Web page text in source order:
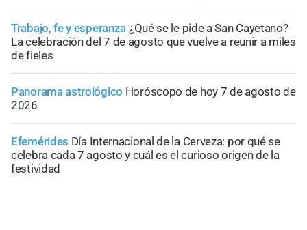
Trabajo, fe y esperanza ¿Qué se le pide a San Cayetano?
La celebración del 7 de agosto que vuelve a reunir a miles
de fieles
Panorama astrológico Horóscopo de hoy 7 de agosto de
2026
Efemérides Día Internacional de la Cerveza: por qué se
celebra cada 7 agosto y cuál es el curioso origen de la
festividad